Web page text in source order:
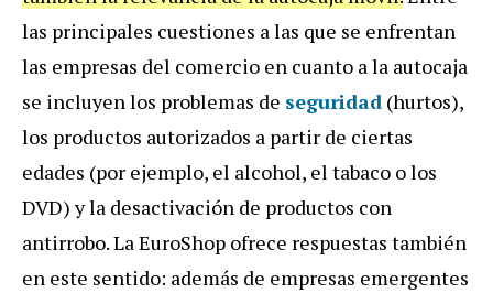
las principales cuestiones a las que se enfrentan
las empresas del comercio en cuanto a la autocaja
se incluyen los problemas de seguridad (hurtos),
los productos autorizados a partir de ciertas
edades (por ejemplo, el alcohol, el tabaco o los
DVD) y la desactivación de productos con
antirrobo. La EuroShop ofrece respuestas también
en este sentido: además de empresas emergentes